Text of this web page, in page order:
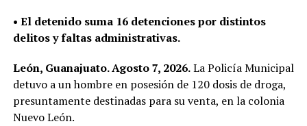
• El detenido suma 16 detenciones por distintos
delitos y faltas administrativas.
León, Guanajuato. Agosto 7, 2026.La Policía Municipal
detuvo a un hombre en posesión de 120 dosis de droga,
presuntamente destinadas para su venta, en la colonia
Nuevo León.